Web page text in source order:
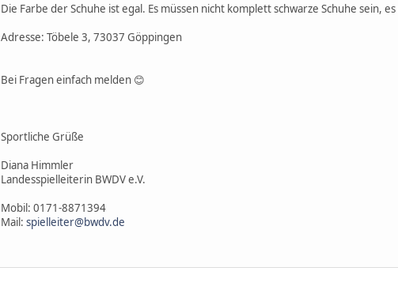
Die Farbe der Schuhe ist egal. Es müssen nicht komplett schwarze Schuhe sein,
Adresse: Töbele 3, 73037 Göppingen
Bei Fragen einfach melden 😊
Sportliche Grüße
Diana Himmler
Landesspielleiterin BWDV e.V.
Mobil: 0171-8871394
Mail: spielleiter@bwdv.de